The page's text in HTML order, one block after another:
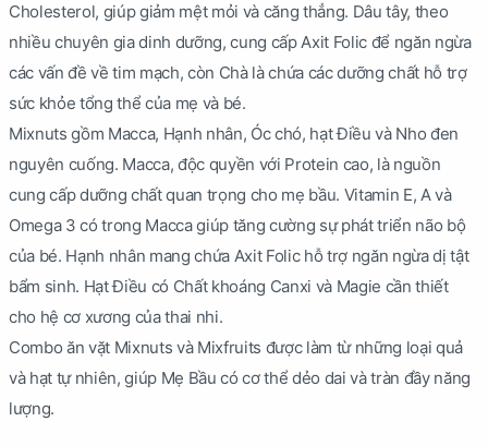
Cholesterol, giúp giảm mệt mỏi và căng thẳng. Dâu tây, theo
nhiều chuyên gia dinh dưỡng, cung cấp Axit Folic để ngăn ngừa
các vấn đề về tim mạch, còn Chà là chứa các dưỡng chất hỗ trợ
sức khỏe tổng thể của mẹ và bé.
Mixnuts gồm Macca, Hạnh nhân, Óc chó, hạt Điều và Nho đen
nguyên cuống. Macca, độc quyền với Protein cao, là nguồn
cung cấp dưỡng chất quan trọng cho mẹ bầu. Vitamin E, A và
Omega 3 có trong Macca giúp tăng cường sự phát triển não bộ
của bé. Hạnh nhân mang chứa Axit Folic hỗ trợ ngăn ngừa dị tật
bẩm sinh. Hạt Điều có Chất khoáng Canxi và Magie cần thiết
cho hệ cơ xương của thai nhi.
Combo ăn vặt Mixnuts và Mixfruits được làm từ những loại quả
và hạt tự nhiên, giúp Mẹ Bầu có cơ thể dẻo dai và tràn đầy năng
lượng.